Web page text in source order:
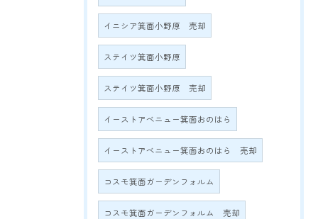
イニシア箕面小野原 売却
ステイツ箕面小野原
ステイツ箕面小野原 売却
イーストアベニュー箕面おのはら
イーストアベニュー箕面おのはら 売却
コスモ箕面ガーデンフォルム
コスモ箕面ガーデンフォルム 売却